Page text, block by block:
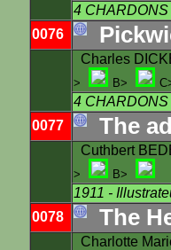
4
0076
Charles
> B>
4
0077
The
Cuthbert
> B>
1911 -
0078
The
Charlotte